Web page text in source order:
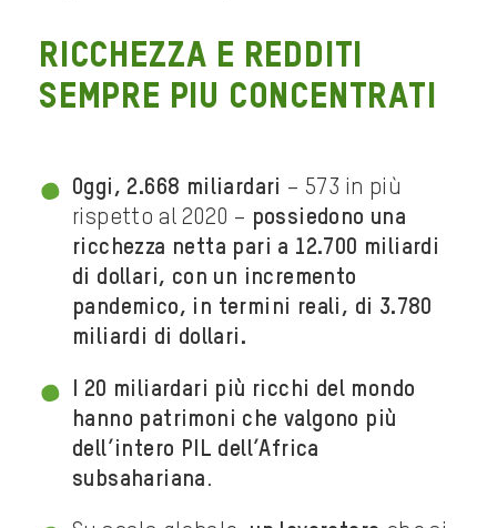
RICCHEZZA E REDDITI
SEMPRE PIU CONCENTRATI
Oggi, 2.668 miliardari – 573 in più
rispetto al 2020 – possiedono una
ricchezza netta pari a 12.700 miliardi
di dollari, con un incremento
pandemico, in termini reali, di 3.780
miliardi di dollari.
I 20 miliardari più ricchi del mondo
hanno patrimoni che valgono più
dell’intero PIL dell’Africa
subsahariana .